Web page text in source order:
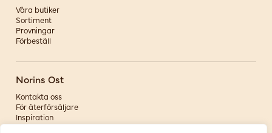
Våra butiker
Sortiment
Provningar
Förbeställ
Norins Ost
Kontakta oss
För återförsäljare
Inspiration
Om oss